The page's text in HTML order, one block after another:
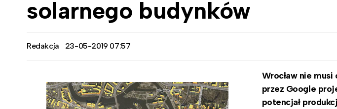
solarnego budynków
Redakcja 23-05-2019 07:57
Wrocław nie
przez Google
potencjał